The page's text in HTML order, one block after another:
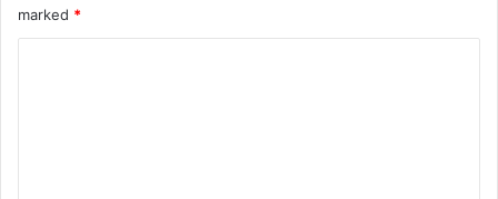
marked *